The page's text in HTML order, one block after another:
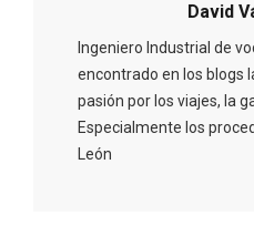
David
Ingeniero Industrial de
encontrado en los blogs
pasión por los viajes, la
Especialmente los
León